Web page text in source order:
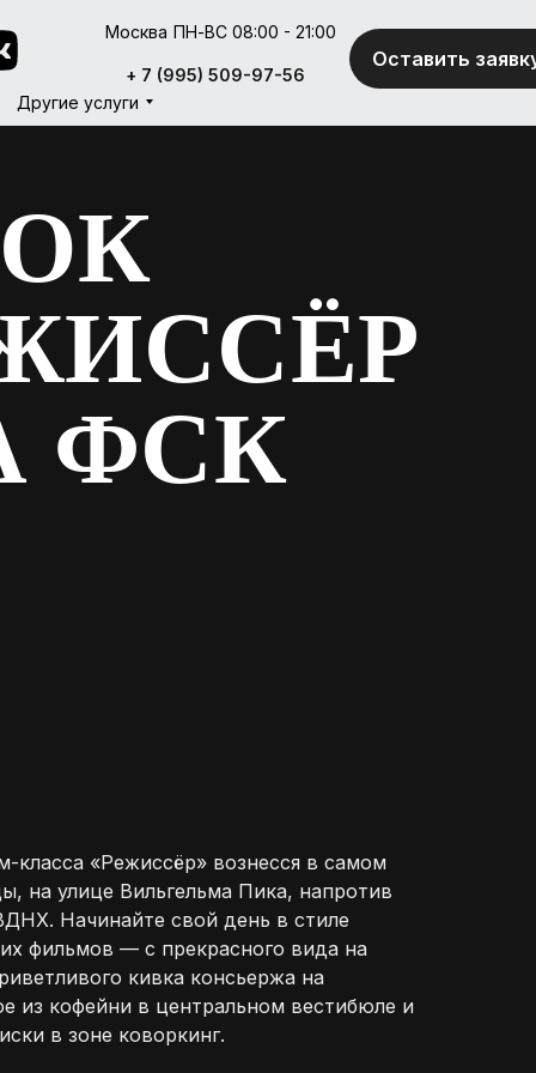
Оставить
+ 7 (995) 509-97-56
Москва ПН-ВС 08:00 - 21:00
Другие услуги
+ 7 (995) 509-97-56 Оставить
Другие услуги
ФСК
«Режиссёр» вознесся в самом
на улице Вильгельма Пика, напротив
Начинайте свой день в стиле
фильмов — с прекрасного вида на
кивка консьержа на
из кофейни в центральном вестибюле и
в зоне коворкинг.